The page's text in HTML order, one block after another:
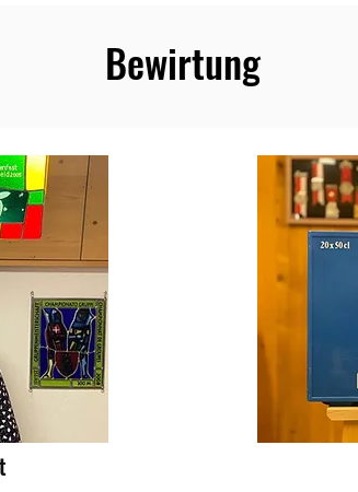
Bewirtung